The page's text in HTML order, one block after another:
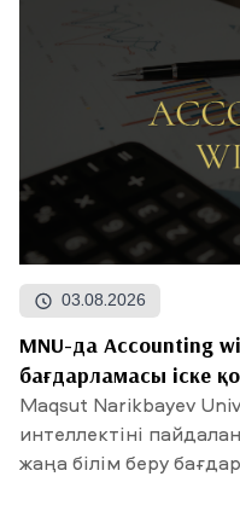
03.08.2026
MNU-да Accounting
бағдарламасы іске
Maqsut Narikbayev
интеллектіні
жаңа білім беру